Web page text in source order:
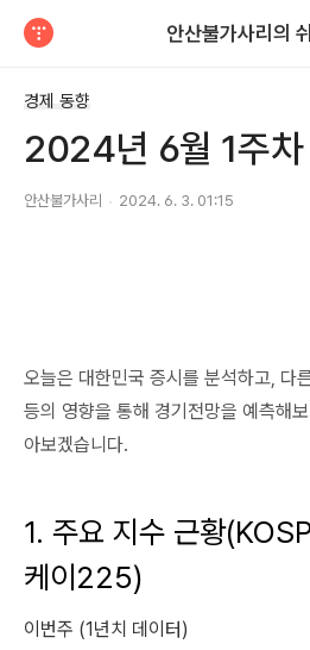
안산불가사리의
경제 동향
2024년 6월 1주차
안산불가사리 2024. 6. 3. 01:15
오늘은 대한민국 증시를 분석하고, 다
등의 영향을 통해 경기전망을 예측해
아보겠습니다.
1. 주요 지수 근황
케이225)
이번주 (1년치 데이터)